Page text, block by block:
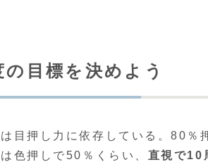
目標を決めよう
目押し力に依存している。80
色押しで50％くらい、 直視で10